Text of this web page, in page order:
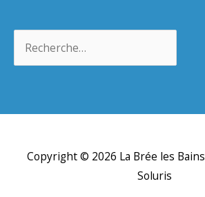
Copyright © 2026 La Brée les Bains
Soluris